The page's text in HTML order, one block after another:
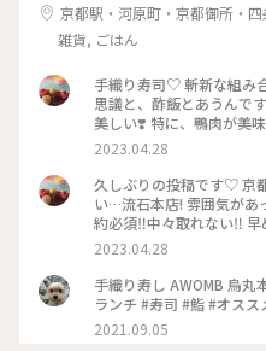
京都駅・河原町・京都御所・
雑貨, ごはん
手織り寿司♡ 斬新な組み
思議と、酢飯とあうんで
美しい❣️ 特に、鴨肉が美
酒🍶♡ 素敵時間でした〜
京都 #烏丸本店 #手織り寿司
2023.04.28
久しぶりの投稿です♡ 京
い…流石本店! 雰囲気があ
約必須‼︎中々取れない‼︎
GW人すごそうですね… #
司
2023.04.28
手織り寿し AWOMB 烏
ランチ #寿司 #鮨 #オスス
2021.09.05